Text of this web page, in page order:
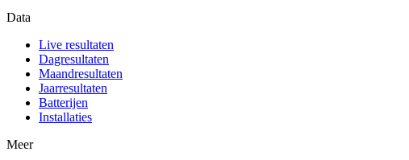
Data
Live resultaten
Dagresultaten
Maandresultaten
Jaarresultaten
Batterijen
Installaties
Meer